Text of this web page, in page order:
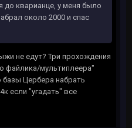
до кварианце, у меня было
около 2000 и спас
не едут? Три прохождения
файлика/мультиплеера"
Цербера набрать
если "угадать" все